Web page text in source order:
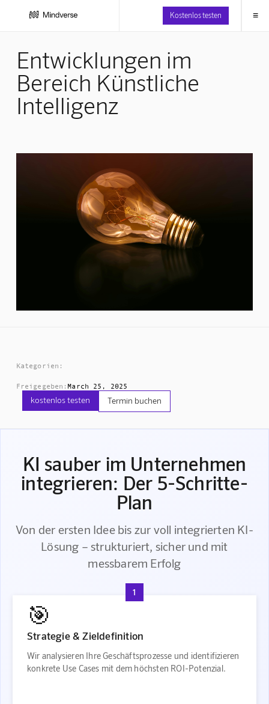
Kostenlos testen ≡
Entwicklungen im
Bereich Künstliche
Intelligenz
Kategorien:
Freigegeben: March 25, 2025
kostenlos testen Termin buchen
KI sauber im Unternehmen
integrieren: Der 5-Schritte-
Plan
Von der ersten Idee bis zur voll integrierten KI-
Lösung – strukturiert, sicher und mit
messbarem Erfolg
1
🎯
Strategie & Zieldefinition
Wir analysieren Ihre Geschäftsprozesse und identifizieren
konkrete Use Cases mit dem höchsten ROI-Potenzial.